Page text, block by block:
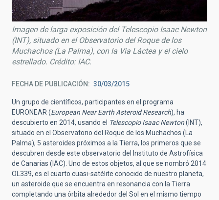
Imagen de larga exposición del Telescopio Isaac Newton
(INT), situado en el Observatorio del Roque de los
Muchachos (La Palma), con la Vía Láctea y el cielo
estrellado. Crédito: IAC.
FECHA DE PUBLICACIÓN 30/03/2015
Un grupo de científicos, participantes en el programa
EURONEAR (European Near Earth Asteroid Research), ha
descubierto en 2014, usando el Telescopio Isaac Newton(INT),
situado en el Observatorio del Roque de los Muchachos (La
Palma), 5 asteroides próximos a la Tierra, los primeros que se
descubren desde este observatorio del Instituto de Astrofísica
de Canarias (IAC). Uno de estos objetos, al que se nombró 2014
OL339, es el cuarto cuasi-satélite conocido de nuestro planeta,
un asteroide que se encuentra en resonancia con la Tierra
completando una órbita alrededor del Sol en el mismo tiempo